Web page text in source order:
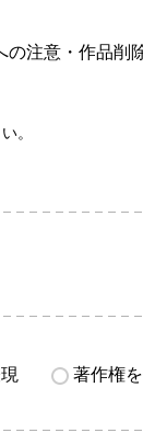
注意・作品削
。
著作権